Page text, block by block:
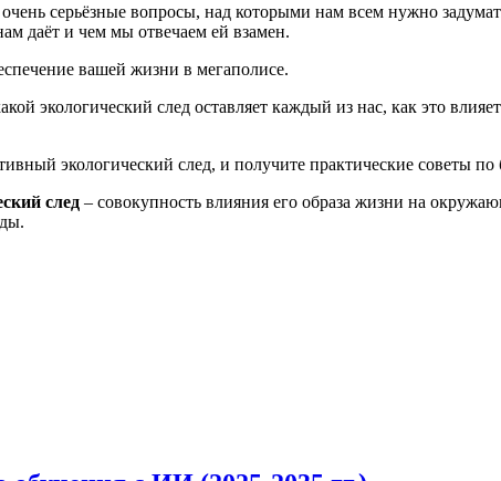
серьёзные вопросы, над которыми нам всем нужно
даёт и чем мы отвечаем ей взамен.
вашей жизни в мегаполисе.
экологический след оставляет каждый из нас, как это
экологический след, и получите практические советы
след – совокупность влияния его образа жизни на